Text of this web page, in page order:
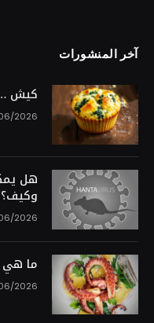
آخر المنشورات
كيش
2026
هل
وكيف؟
2026
ما هي
2026